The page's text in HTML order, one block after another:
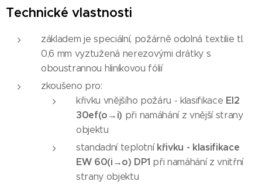
Technické vlastnosti
základem je speciální, požárně odolná textilie tl.
0,6 mm vyztužená nerezovými drátky s
oboustrannou hliníkovou fólií
zkoušeno pro:
křivku vnějšího požáru - klasifikace EI2
30ef(o→i) při namáhání z vnější strany
objektu
standadní teplotníkřivku - klasifikace
EW 60(i→o) DP1 při namáhání z vnitřní
strany objektu